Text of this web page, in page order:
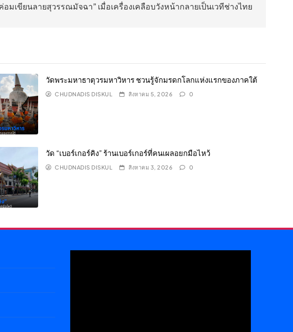
อมเขียนลายสุวรรณมัจฉา” เมื่อเครื่องเคลือบวังหน้ากลายเป็นเวทีช่างไทย
วัดพระมหาธาตุวรมหาวิหาร ชวนรู้จักมรดกโลกแห่งแรกของภาคใต้
CHUDNADIS DISKUL สิงหาคม 5, 2026 0
วัด “เบอร์เกอร์คิง” ร้านเบอร์เกอร์ที่คนเผลอยกมือไหว้
CHUDNADIS DISKUL สิงหาคม 3, 2026 0